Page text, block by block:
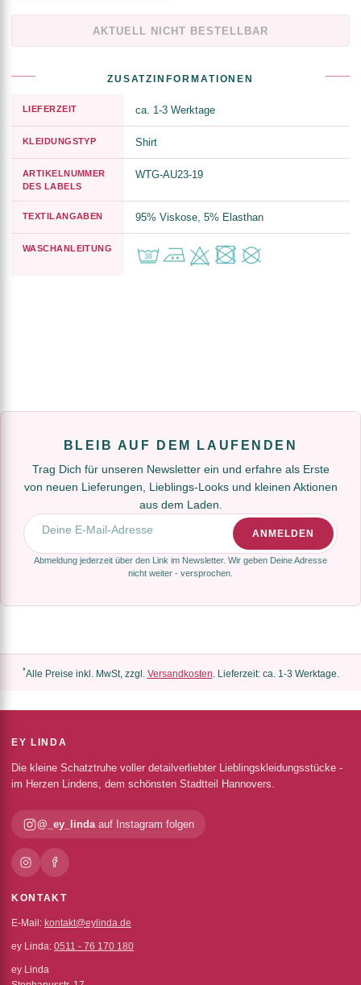
AKTUELL NICHT BESTELLBAR
ZUSATZINFORMATIONEN
LIEFERZEIT ca. 1-3 Werktage
KLEIDUNGSTYP Shirt
ARTIKELNUMMER
DES LABELS
WTG-AU23-19
TEXTILANGABEN 95% Viskose, 5% Elasthan
WASCHANLEITUNG
BLEIB AUF DEM LAUFENDEN
Trag Dich für unseren Newsletter ein und erfahre als Erste
von neuen Lieferungen, Lieblings-Looks und kleinen Aktionen
aus dem Laden.
E-Mail-Adresse
ANMELDEN
Abmeldung jederzeit über den Link im Newsletter. Wir geben Deine Adresse
nicht weiter - versprochen.
*Alle Preise inkl. MwSt, zzgl. Versandkosten. Lieferzeit: ca. 1-3 Werktage.
EY LINDA
Die kleine Schatztruhe voller detailverliebter Lieblingskleidungsstücke -
im Herzen Lindens, dem schönsten Stadtteil Hannovers.
@_ey_lindaauf Instagram folgen
KONTAKT
E-Mail: kontakt@eylinda.de
ey Linda: 0511 - 76 170 180
ey Linda